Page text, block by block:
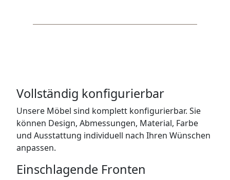
Vollständig konfigurierbar
Unsere Möbel sind komplett konfigurierbar. Sie
können Design, Abmessungen, Material, Farbe
und Ausstattung individuell nach Ihren Wünschen
anpassen.
Einschlagende Fronten